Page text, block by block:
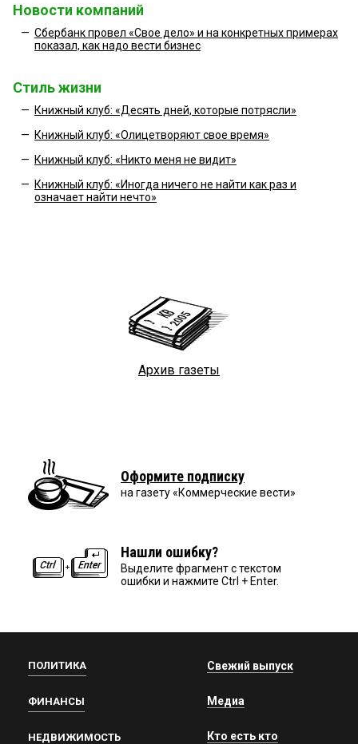
Новости компаний
— Сбербанк провел «Свое дело» и на конкретных примерах
показал, как надо вести бизнес
Стиль жизни
— Книжный клуб: «Десять дней, которые потрясли»
— Книжный клуб: «Олицетворяют свое время»
— Книжный клуб: «Никто меня не видит»
— Книжный клуб: «Иногда ничего не найти как раз и
означает найти нечто»
Архив газеты
Оформите подписку
на газету «Коммерческие вести»
Нашли ошибку?
Выделите фрагмент с текстом
ошибки и нажмите Ctrl + Enter.
ПОЛИТИКА
ФИНАНСЫ
НЕДВИЖИМОСТЬ
Свежий выпуск
Медиа
Кто есть кто